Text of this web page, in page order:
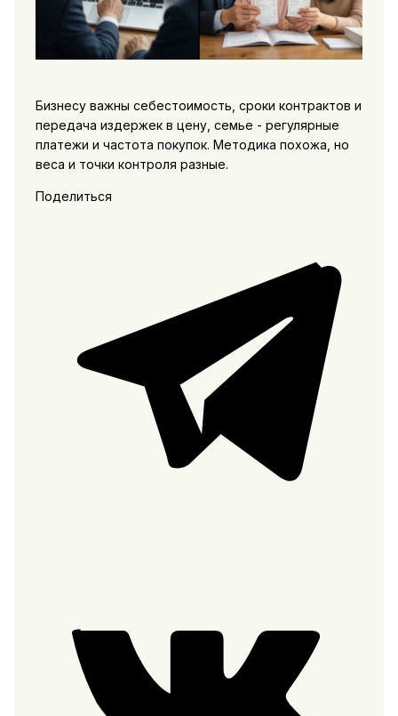
Бизнесу важны себестоимость, сроки контрактов и
передача издержек в цену, семье - регулярные
платежи и частота покупок. Методика похожа, но
веса и точки контроля разные.
Поделиться